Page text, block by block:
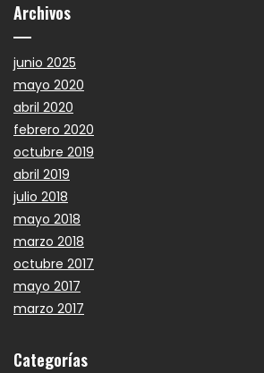
Archivos
junio 2025
mayo 2020
abril 2020
febrero 2020
octubre 2019
abril 2019
julio 2018
mayo 2018
marzo 2018
octubre 2017
mayo 2017
marzo 2017
Categorías